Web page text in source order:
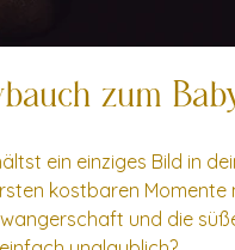
zum
ein einziges Bild in
kostbaren Momente
und die